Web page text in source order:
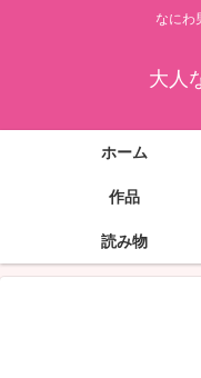
なにわ
大人
ホーム
作品
読み物